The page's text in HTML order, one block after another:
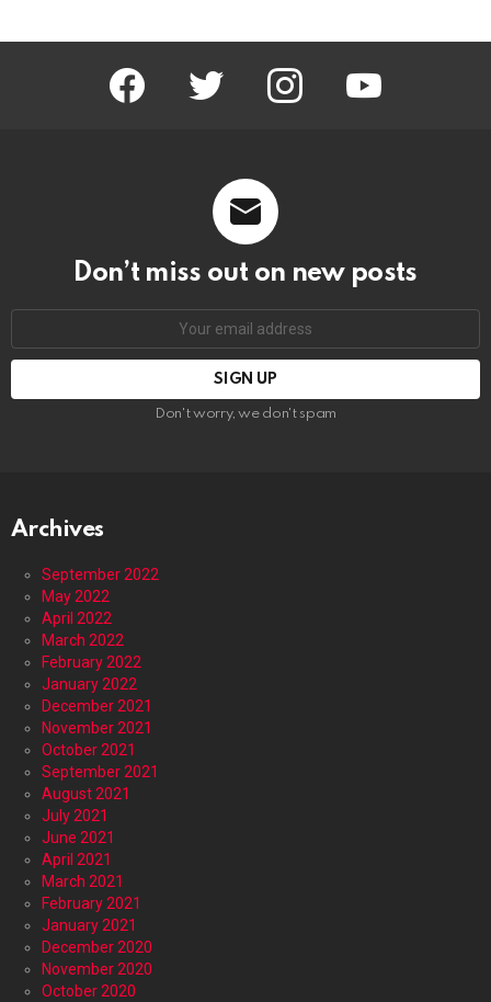
facebook twitter instagram youtube
Don’t miss out on new posts
Don't worry, we don't spam
Archives
September 2022
May 2022
April 2022
March 2022
February 2022
January 2022
December 2021
November 2021
October 2021
September 2021
August 2021
July 2021
June 2021
April 2021
March 2021
February 2021
January 2021
December 2020
November 2020
October 2020